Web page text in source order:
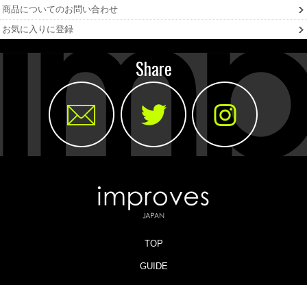
商品についてのお問い合わせ
お気に入りに登録
Share
TOP
GUIDE